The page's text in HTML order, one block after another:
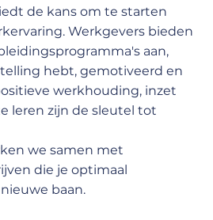
de kans om te starten
Werkgevers bieden
aan,
hebt, gemotiveerd en
werkhouding, inzet
leren zijn de sleutel tot
we samen met
die je optimaal
baan.